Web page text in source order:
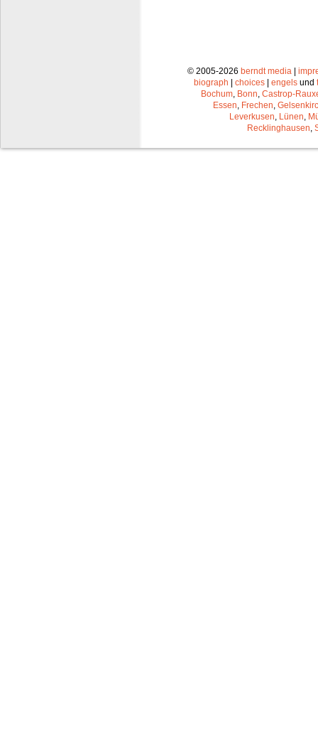
© 2005-2026 berndt media |
biograph | choices | engels und
Bochum Bonn Castrop-
Essen Frechen
Leverkusen Lünen
Recklinghausen